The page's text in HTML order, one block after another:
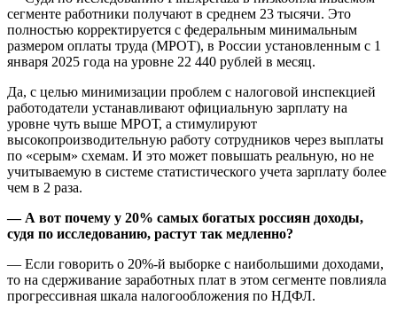
сегменте работники получают в среднем 23 тысячи. Это
полностью корректируется с федеральным минимальным
размером оплаты труда (МРОТ), в России установленным с 1
января 2025 года на уровне 22 440 рублей в месяц.
Да, с целью минимизации проблем с налоговой инспекцией
работодатели устанавливают официальную зарплату на
уровне чуть выше МРОТ, а стимулируют
высокопроизводительную работу сотрудников через выплаты
по «серым» схемам. И это может повышать реальную, но не
учитываемую в системе статистического учета зарплату более
чем в 2 раза.
— А вот почему у 20% самых богатых россиян доходы,
судя по исследованию, растут так медленно?
— Если говорить о 20%-й выборке с наибольшими доходами,
то на сдерживание заработных плат в этом сегменте повлияла
прогрессивная шкала налогообложения по НДФЛ.